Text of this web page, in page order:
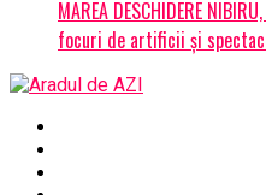
MAREA DESCHIDERE
focuri de artificii și